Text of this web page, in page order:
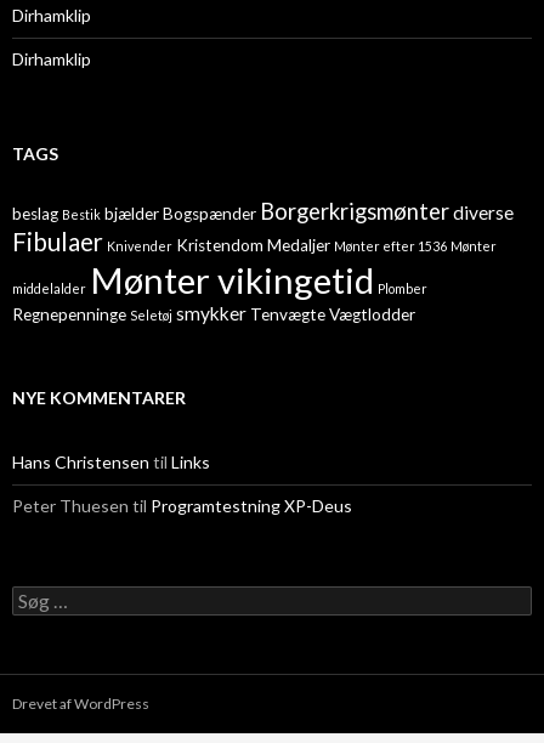
Dirhamklip
Dirhamklip
TAGS
beslag Bestik bjælderBogspænder Borgerkrigsmønterdiverse
Fibulaer Knivender Kristendom Medaljer Mønter efter 1536 Mønter
middelalder Mønter vikingetid Plomber
Regnepenninge Seletøj smykker TenvægteVægtlodder
NYE KOMMENTARER
Hans Christensen til Links
Peter Thuesen til Programtestning XP-Deus
Søg efter:
Drevet af WordPress